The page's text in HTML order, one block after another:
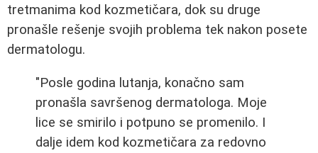
tretmanima kod kozmetičara, dok su druge
pronašle rešenje svojih problema tek nakon posete
dermatologu.
"Posle godina lutanja, konačno sam
pronašla savršenog dermatologa. Moje
lice se smirilo i potpuno se promenilo. I
dalje idem kod kozmetičara za redovno